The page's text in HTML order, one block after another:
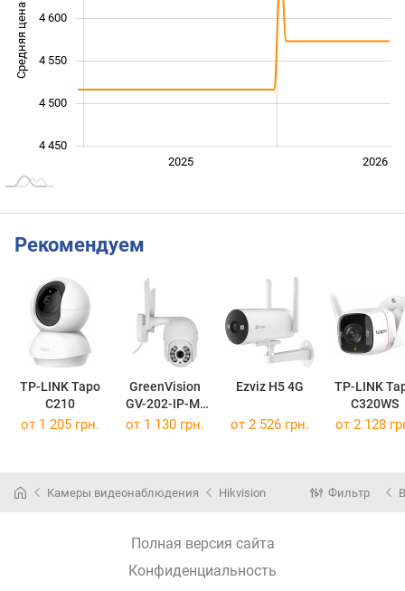
Средняя цена
4 450
4 500
4 550
4 600
2025 2026
Рекомендуем
TP-LINK Tapo
C210
GreenVision
GV-202-IP-M-
DOC40-30
Ezviz H5 4G
TP-LINK
C320WS
от 1 205 грн. от 1 130 грн. от 2 526 грн. от 2 128
Камеры видеонаблюдения Hikvision Фильтр
Полная версия сайта
Конфиденциальность